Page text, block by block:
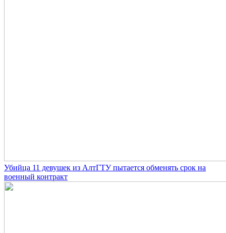
Убийца 11 девушек из АлтГТУ пытается обменять срок на
военный контракт